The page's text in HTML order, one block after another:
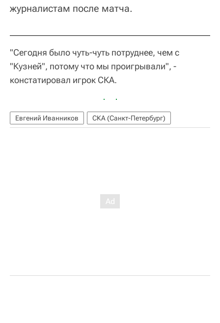
журналистам после матча.
"Сегодня было чуть-чуть потруднее, чем с
"Кузней", потому что мы проигрывали", -
констатировал игрок СКА.
Евгений Иванников СКА (Санкт-Петербург)